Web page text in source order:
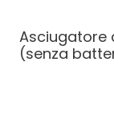
Asciugatore
(senza